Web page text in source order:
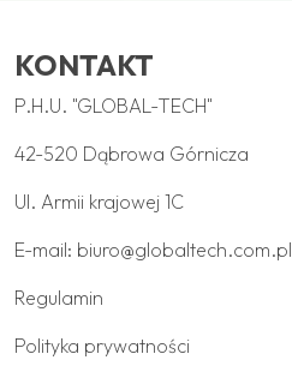
KONTAKT
P.H.U. "GLOBAL-TECH"
42-520 Dąbrowa Górnicza
Ul. Armii krajowej 1C
E-mail: biuro@globaltech.com.pl
Regulamin
Polityka prywatności